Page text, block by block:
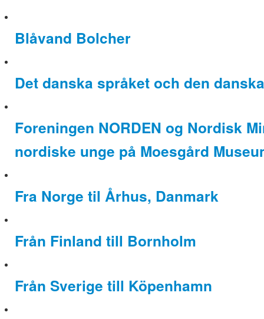
Blåvand Bolcher
Det danska språket och den
Foreningen NORDEN og Nordisk
nordiske unge på Moesgård
Fra Norge til Århus, Danmark
Från Finland till Bornholm
Från Sverige till Köpenhamn